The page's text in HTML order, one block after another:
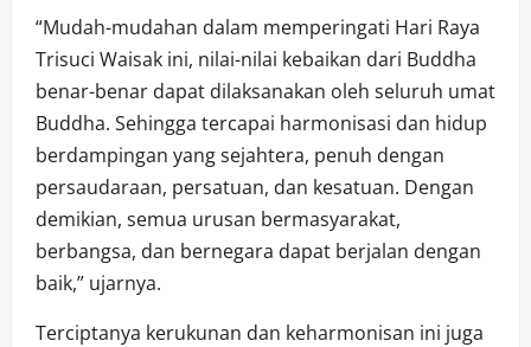
“Mudah-mudahan dalam memperingati Hari Raya
Trisuci Waisak ini, nilai-nilai kebaikan dari Buddha
benar-benar dapat dilaksanakan oleh seluruh umat
Buddha. Sehingga tercapai harmonisasi dan hidup
berdampingan yang sejahtera, penuh dengan
persaudaraan, persatuan, dan kesatuan. Dengan
demikian, semua urusan bermasyarakat,
berbangsa, dan bernegara dapat berjalan dengan
baik,” ujarnya.
Terciptanya kerukunan dan keharmonisan ini juga